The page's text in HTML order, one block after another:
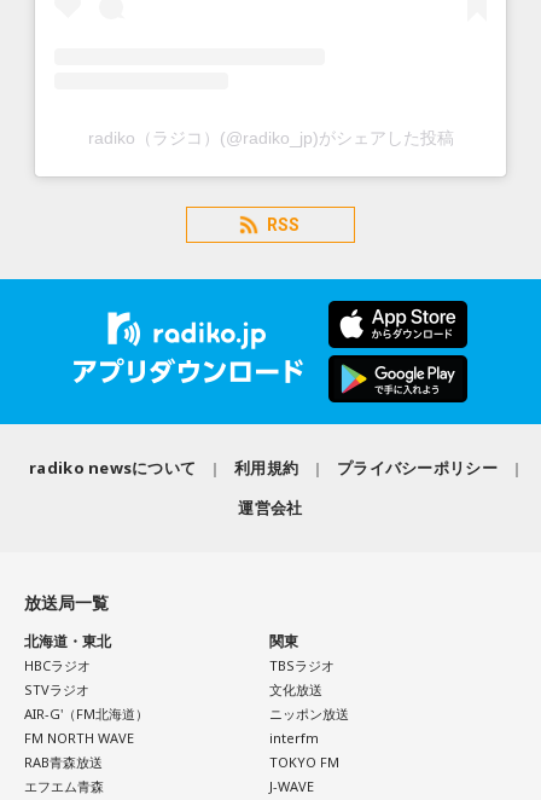
radiko（ラジコ）(@radiko_jp)がシェアした投稿
RSS
radiko newsについて 利用規約
プライバシーポリシー
運営会社
放送局一覧
北海道・東北
HBCラジオ
STVラジオ
AIR-G'（FM北海道）
FM NORTH WAVE
RAB青森放送
エフエム青森
関東
TBSラジオ
文化放送
ニッポン放送
interfm
TOKYO FM
J-WAVE